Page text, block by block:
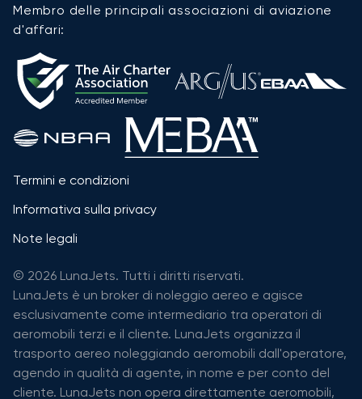
Membro delle principali associazioni di aviazione
d'affari:
Termini e condizioni
Informativa sulla privacy
Note legali
© 2026 LunaJets. Tutti i diritti riservati.
LunaJets è un broker di noleggio aereo e agisce
esclusivamente come intermediario tra operatori di
aeromobili terzi e il cliente. LunaJets organizza il
trasporto aereo noleggiando aeromobili dall'operatore,
agendo in qualità di agente, in nome e per conto del
cliente. LunaJets non opera direttamente aeromobili,